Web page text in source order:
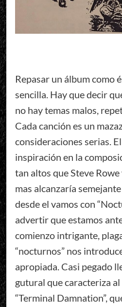
Repasar un álbum como
sencilla. Hay que decir
no hay temas malos,
Cada canción es un
consideraciones serias.
inspiración en la
tan altos que Steve
mas alcanzaría
desde el vamos con
advertir que estamos
comienzo intrigante,
“nocturnos” nos
apropiada. Casi pegado
gutural que caracteriza
“Terminal Damnation”,